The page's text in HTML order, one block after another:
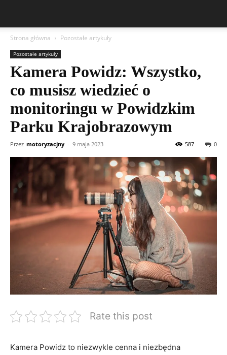
Strona główna Pozostałe artykuły
Pozostałe artykuły
Kamera Powidz: Wszystko,
co musisz wiedzieć o
monitoringu w Powidzkim
Parku Krajobrazowym
Przez motoryzacjny - 9 maja 2023 0
587
Rate this post
Kamera Powidz to niezwykle cenna i niezbędna